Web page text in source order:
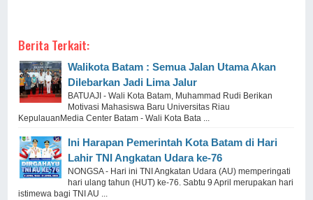
Berita Terkait:
Walikota Batam : Semua Jalan Utama Akan
Dilebarkan Jadi Lima Jalur
BATUAJI - Wali Kota Batam, Muhammad Rudi Berikan
Motivasi Mahasiswa Baru Universitas Riau
KepulauanMedia Center Batam - Wali Kota Bata ...
Ini Harapan Pemerintah Kota Batam di Hari
Lahir TNI Angkatan Udara ke-76
NONGSA - Hari ini TNI Angkatan Udara (AU) memperingati
hari ulang tahun (HUT) ke-76. Sabtu 9 April merupakan hari
istimewa bagi TNI AU ...